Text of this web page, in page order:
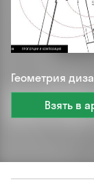
Геометрия
Взять в